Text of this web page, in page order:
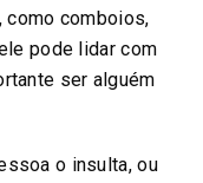
como comboios,
pode lidar com
ser alguém
o insulta, ou